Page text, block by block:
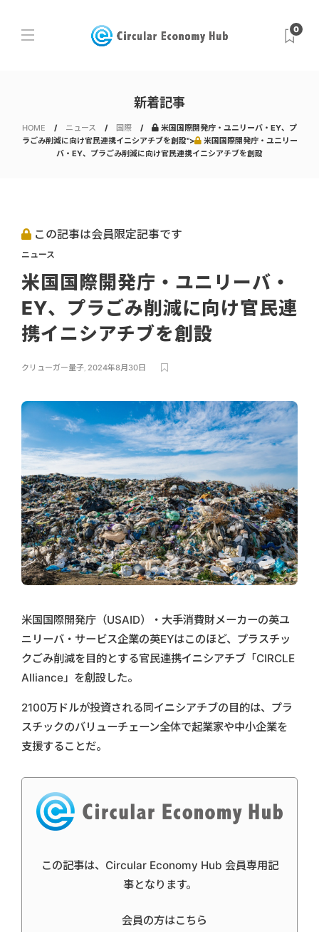
0
新着記事
HOME ニュース 国際
米国国際開発庁・ユニリーバ・EY、プ
ラごみ削減に向け官民連携イニシアチブを創設">
米国国際開発庁・ユニリー
バ・EY、プラごみ削減に向け官民連携イニシアチブを創設
この記事は会員限定記事です
ニュース
米国国際開発庁・ユニリーバ・
EY、プラごみ削減に向け官民連
携イニシアチブを創設
クリューガー量子, 2024年8月30日
米国国際開発庁（USAID）・大手消費財メーカーの英ユ
ニリーバ・サービス企業の英EYはこのほど、プラスチッ
クごみ削減を目的とする官民連携イニシアチブ「CIRCLE
Alliance」を創設した。
2100万ドルが投資される同イニシアチブの目的は、プラ
スチックのバリューチェーン全体で起業家や中小企業を
支援することだ。
この記事は、Circular Economy Hub 会員専用記
事となります。
会員の方はこちら